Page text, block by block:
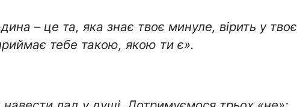
– це та, яка знає твоє минуле, вірить у твоє
тебе такою, якою ти є».